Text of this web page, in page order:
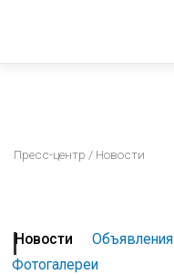
Пресс-центр / Новости
Новости Объявления
Фотогалереи